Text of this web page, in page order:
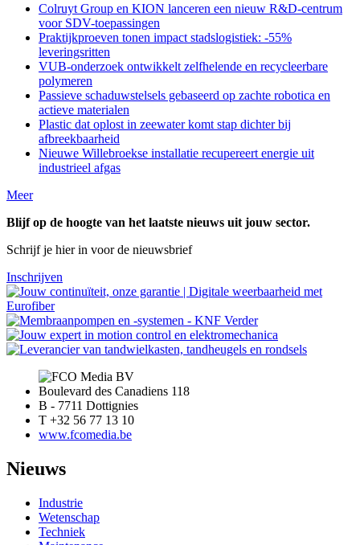
Colruyt Group en KION lanceren een nieuw R&D-centrum
voor SDV-toepassingen
Praktijkproeven tonen impact stadslogistiek: -55%
leveringsritten
VUB-onderzoek ontwikkelt zelfhelende en recycleerbare
polymeren
Passieve schaduwstelsels gebaseerd op zachte robotica en
actieve materialen
Plastic dat oplost in zeewater komt stap dichter bij
afbreekbaarheid
Nieuwe Willebroekse installatie recupereert energie uit
industrieel afgas
Meer
Blijf op de hoogte van het laatste nieuws uit jouw sector.
Schrijf je hier in voor de nieuwsbrief
Inschrijven
Boulevard des Canadiens 118
B - 7711 Dottignies
T +32 56 77 13 10
www.fcomedia.be
Nieuws
Industrie
Wetenschap
Techniek